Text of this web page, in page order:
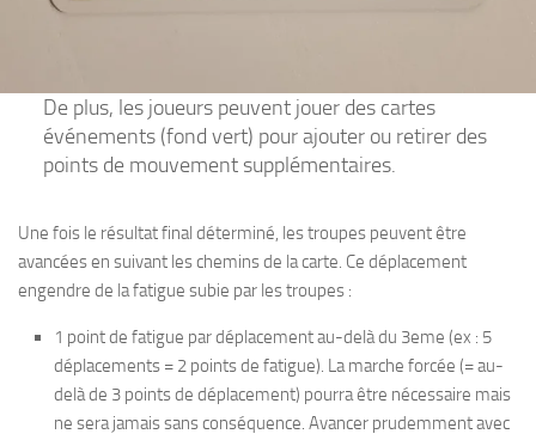
De plus, les joueurs peuvent jouer des cartes
événements (fond vert) pour ajouter ou retirer des
points de mouvement supplémentaires.
Une fois le résultat final déterminé, les troupes peuvent être
avancées en suivant les chemins de la carte. Ce déplacement
engendre de la fatigue subie par les troupes :
1 point de fatigue par déplacement au-delà du 3eme (ex : 5
déplacements = 2 points de fatigue). La marche forcée (= au-
delà de 3 points de déplacement) pourra être nécessaire mais
ne sera jamais sans conséquence. Avancer prudemment avec